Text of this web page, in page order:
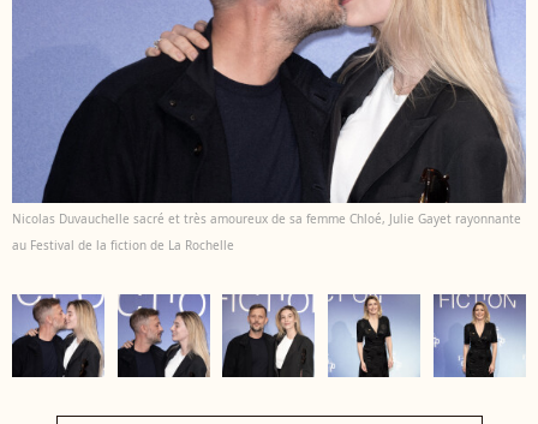
Nicolas Duvauchelle sacré et très amoureux de sa femme Chloé, Julie Gayet rayonnante
au Festival de la fiction de La Rochelle